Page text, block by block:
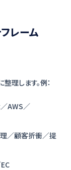
レーム
理します。例：
AWS／
理／顧客折衝／提